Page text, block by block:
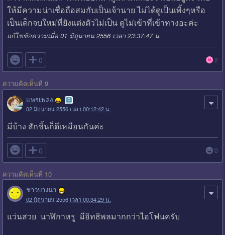
ให้มีความน่าเชื่อถือสมกับเป็นเจ้านาย ไม่ได้ดูเป็นเพิ้งๆหรือ
เป็นเด็กจบใหม่ที่ยังแต่งตัวไม่เป็น ดูไม่เข้าที่เข้าทางอะค่ะ
แก้ไขข้อความเมื่อ 01 มิถุนายน 2556 เวลา 23:37:47 น.
 0 2
ความคิดเห็นที่ 9
แพรเพลง
02 มิถุนายน 2556 เวลา 00:12:42 น.
มีบ้าง สักชิ้นก็ดีเหมือนกันค่ะ
 0 0
ความคิดเห็นที่ 10
ชาวบางนา
02 มิถุนายน 2556 เวลา 00:34:29 น.
แว่นสวย นาฬิกาหรู มีอิทธิพลมากกว่าไอโฟนครับ